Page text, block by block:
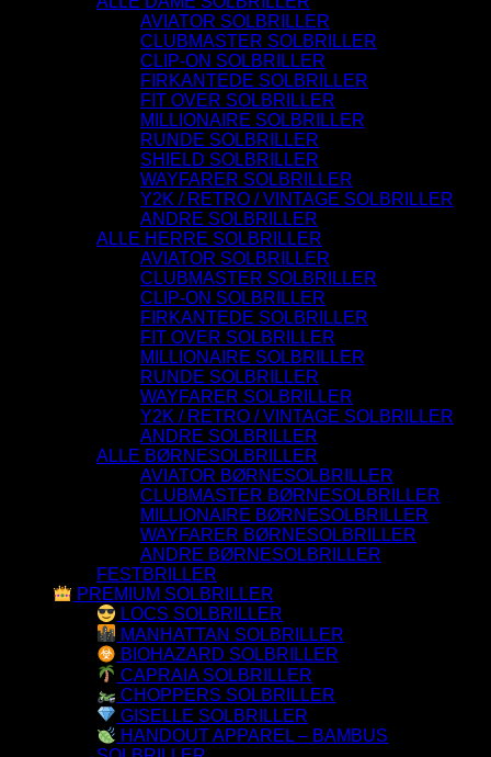
AVIATOR SOLBRILLER
CLUBMASTER SOLBRILLER
CLIP-ON SOLBRILLER
FIRKANTEDE SOLBRILLER
FIT OVER SOLBRILLER
MILLIONAIRE SOLBRILLER
RUNDE SOLBRILLER
SHIELD SOLBRILLER
WAYFARER SOLBRILLER
Y2K / RETRO / VINTAGE SOLBRILLER
ANDRE SOLBRILLER
ALLE HERRE SOLBRILLER
AVIATOR SOLBRILLER
CLUBMASTER SOLBRILLER
CLIP-ON SOLBRILLER
FIRKANTEDE SOLBRILLER
FIT OVER SOLBRILLER
MILLIONAIRE SOLBRILLER
RUNDE SOLBRILLER
WAYFARER SOLBRILLER
Y2K / RETRO / VINTAGE SOLBRILLER
ANDRE SOLBRILLER
ALLE BØRNESOLBRILLER
AVIATOR BØRNESOLBRILLER
CLUBMASTER BØRNESOLBRILLER
MILLIONAIRE BØRNESOLBRILLER
WAYFARER BØRNESOLBRILLER
ANDRE BØRNESOLBRILLER
FESTBRILLER
PREMIUM SOLBRILLER
LOCS SOLBRILLER
MANHATTAN SOLBRILLER
BIOHAZARD SOLBRILLER
CAPRAIA SOLBRILLER
CHOPPERS SOLBRILLER
GISELLE SOLBRILLER
HANDOUT APPAREL – BAMBUS